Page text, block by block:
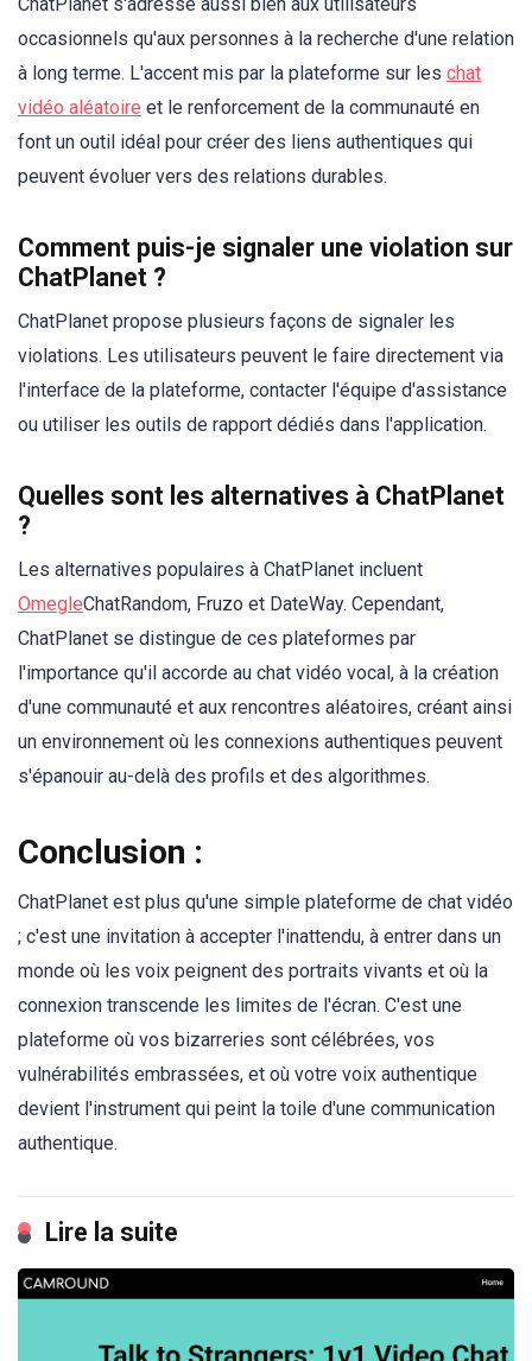
occasionnels qu'aux personnes à la recherche d'une relation
à long terme. L'accent mis par la plateforme sur les chat
vidéo aléatoire et le renforcement de la communauté en
font un outil idéal pour créer des liens authentiques qui
peuvent évoluer vers des relations durables.
Comment puis-je signaler une violation sur
ChatPlanet ?
ChatPlanet propose plusieurs façons de signaler les
violations. Les utilisateurs peuvent le faire directement via
l'interface de la plateforme, contacter l'équipe d'assistance
ou utiliser les outils de rapport dédiés dans l'application.
Quelles sont les alternatives à ChatPlanet
?
Les alternatives populaires à ChatPlanet incluent
OmegleChatRandom, Fruzo et DateWay. Cependant,
ChatPlanet se distingue de ces plateformes par
l'importance qu'il accorde au chat vidéo vocal, à la création
d'une communauté et aux rencontres aléatoires, créant ainsi
un environnement où les connexions authentiques peuvent
s'épanouir au-delà des profils et des algorithmes.
Conclusion :
ChatPlanet est plus qu'une simple plateforme de chat vidéo
; c'est une invitation à accepter l'inattendu, à entrer dans un
monde où les voix peignent des portraits vivants et où la
connexion transcende les limites de l'écran. C'est une
plateforme où vos bizarreries sont célébrées, vos
vulnérabilités embrassées, et où votre voix authentique
devient l'instrument qui peint la toile d'une communication
authentique.
Lire la suite